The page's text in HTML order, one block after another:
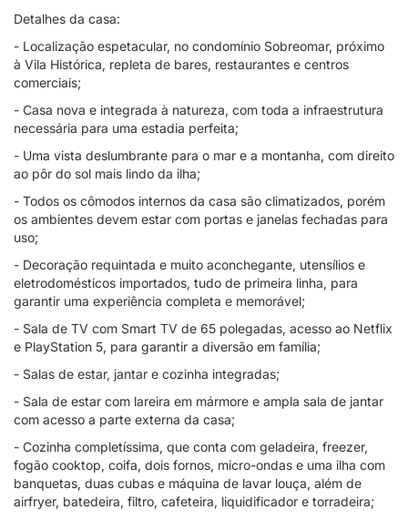
Detalhes da casa:
- Localização espetacular, no condomínio Sobreomar, próximo
à Vila Histórica, repleta de bares, restaurantes e centros
comerciais;
- Casa nova e integrada à natureza, com toda a infraestrutura
necessária para uma estadia perfeita;
- Uma vista deslumbrante para o mar e a montanha, com direito
ao pôr do sol mais lindo da ilha;
- Todos os cômodos internos da casa são climatizados, porém
os ambientes devem estar com portas e janelas fechadas para
uso;
- Decoração requintada e muito aconchegante, utensílios e
eletrodomésticos importados, tudo de primeira linha, para
garantir uma experiência completa e memorável;
- Sala de TV com Smart TV de 65 polegadas, acesso ao Netflix
e PlayStation 5, para garantir a diversão em família;
- Salas de estar, jantar e cozinha integradas;
- Sala de estar com lareira em mármore e ampla sala de jantar
com acesso a parte externa da casa;
- Cozinha completíssima, que conta com geladeira, freezer,
fogão cooktop, coifa, dois fornos, micro-ondas e uma ilha com
banquetas, duas cubas e máquina de lavar louça, além de
airfryer, batedeira, filtro, cafeteira, liquidificador e torradeira;